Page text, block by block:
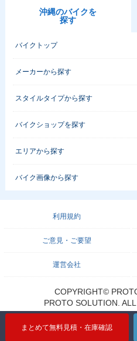
まとめて無料見積・在庫確認
沖縄のバイクを
探す
バイクトップ
メーカーから探す
スタイルタイプから探す
バイクショップを探す
エリアから探す
バイク画像から探す
利用規約
ご意見・ご要望
運営会社
COPYRIGHT©
PROTO SOLUTION.